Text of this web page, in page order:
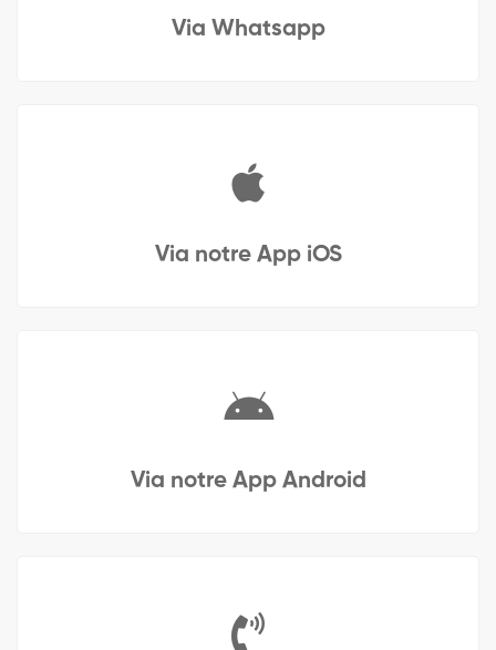
Via Whatsapp
Via notre App iOS
Via notre App Android